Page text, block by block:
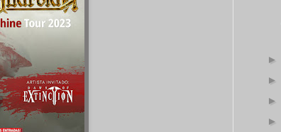
►
►
►
►